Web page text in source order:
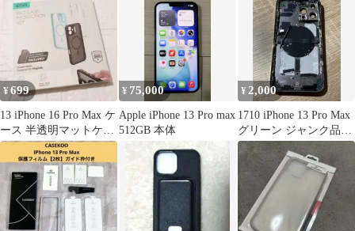
¥699
13 iPhone 16 Pro Max ケ
ース 半透明マットケー
ス フィルム
¥ 75,000
Apple iPhone 13 Pro max
512GB 本体
¥2,000
1710 iPhone 13 Pro Max
グリーン ジャンク品
【ネ】